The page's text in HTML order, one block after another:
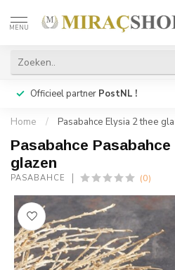
MENU
Officieel partner PostNL !
Home / Pasabahce Elysia 2 thee
Pasabahce
glazen
PASABAHCE (0)